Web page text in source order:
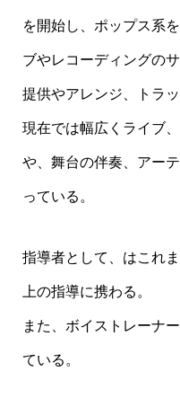
を開始し、ポップス系
ブやレコーディングの
提供やアレンジ、トラッ
現在では幅広くライブ
や、舞台の伴奏、アー
っている。
指導者として、はこれ
上の指導に携わる。
また、ボイストレーナ
ている。